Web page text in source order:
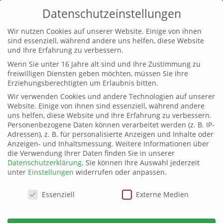
Datenschutzeinstellungen
Wir nutzen Cookies auf unserer Website. Einige von ihnen
sind essenziell, während andere uns helfen, diese Website
und Ihre Erfahrung zu verbessern.
Wenn Sie unter 16 Jahre alt sind und Ihre Zustimmung zu
freiwilligen Diensten geben möchten, müssen Sie Ihre
Erziehungsberechtigten um Erlaubnis bitten.
Wir verwenden Cookies und andere Technologien auf unserer
Website. Einige von ihnen sind essenziell, während andere
uns helfen, diese Website und Ihre Erfahrung zu verbessern.
Personenbezogene Daten können verarbeitet werden (z. B. IP-
Adressen), z. B. für personalisierte Anzeigen und Inhalte oder
Anzeigen- und Inhaltsmessung. Weitere Informationen über
die Verwendung Ihrer Daten finden Sie in unserer
Datenschutzerklärung. Sie können Ihre Auswahl jederzeit
unter Einstellungen widerrufen oder anpassen.
Datenschutzeinstellungen
Essenziell Externe Medien